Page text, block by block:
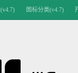
图标分类(v4.7)